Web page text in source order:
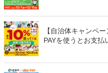
【自治体キャンペ
PAYを使うとお支払